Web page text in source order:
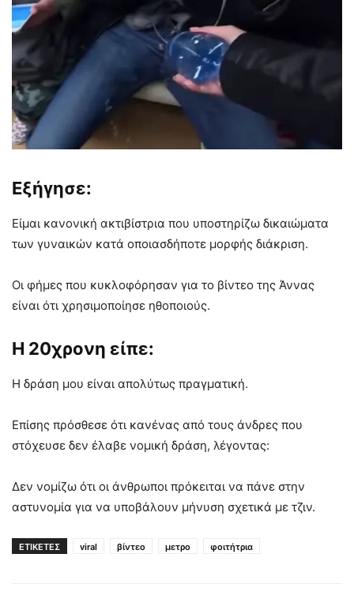
Εξήγησε:
Είμαι κανονική ακτιβίστρια που υποστηρίζω δικαιώματα
των γυναικών κατά οποιασδήποτε μορφής διάκριση.
Οι φήμες που κυκλοφόρησαν για το βίντεο της Άννας
είναι ότι χρησιμοποίησε ηθοποιούς.
Η 20χρονη είπε:
Η δράση μου είναι απολύτως πραγματική.
Επίσης πρόσθεσε ότι κανένας από τους άνδρες που
στόχευσε δεν έλαβε νομική δράση, λέγοντας:
Δεν νομίζω ότι οι άνθρωποι πρόκειται να πάνε στην
αστυνομία για να υποβάλουν μήνυση σχετικά με τζιν.
ΕΤΙΚΕΤΕΣ viral βίντεο μετρο φοιτήτρια